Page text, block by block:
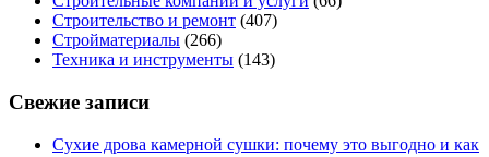
Строительство и ремонт (407)
Стройматериалы (266)
Техника и инструменты (143)
Свежие записи
Сухие дрова камерной сушки: почему это выгодно и как